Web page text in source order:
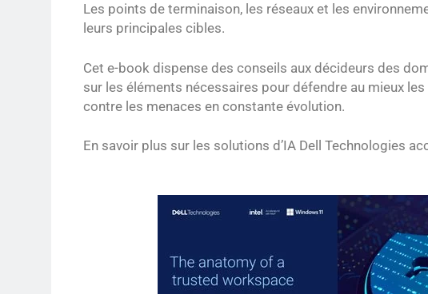
Les points de terminaison, les réseaux et les
leurs principales cibles.
Cet e-book dispense des conseils aux décideurs des
sur les éléments nécessaires pour défendre au mieux
contre les menaces en constante évolution.
En savoir plus sur les solutions d’IA Dell Technologies